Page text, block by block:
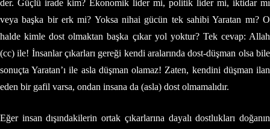
der. Güçlü irade kim? Ekonomik lider mi, politik lider mi, iktidar mı
veya başka bir erk mi? Yoksa nihai gücün tek sahibi Yaratan mı? O
halde kimle dost olmaktan başka çıkar yol yoktur? Tek cevap: Allah
(cc) ile! İnsanlar çıkarları gereği kendi aralarında dost-düşman olsa bile
sonuçta Yaratan’ı ile asla düşman olamaz! Zaten, kendini düşman ilan
eden bir gafil varsa, ondan insana da (asla) dost olmamalıdır.
Eğer insan dışındakilerin ortak çıkarlarına dayalı dostlukları doğanın